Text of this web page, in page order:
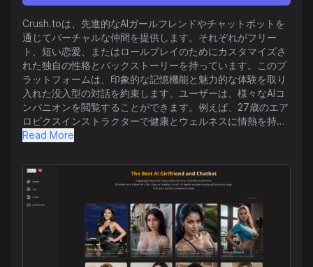
Crush.toは、先進的なAIガールフレンドやチャットボットを
通じてバーチャルな仲間を提供します。それぞれがフリー
ト、短い恋愛、またはロールプレイのためにカスタマイズさ
れた独自の性格とバックストーリーを持っています。このプ
ラットフォームは、印象的な記憶機能と魅力的な体験を取り
入れた没入型の対話を約束します。ユーザーは、様々なAIコ
ンパニオンを閲覧することができます。例えば、27歳のエア
ロビクスインストラクターで健康とウェルネスに情熱を持つ
ベラ・ファンや、22歳のフィットネス愛好家でコミュニティ
も、ロンドンのバリスタで元気いっぱいのアリソン・レイノ
ルズや、ワイン、音楽、チェスを愛する34歳のパリの女優ペ
イトン・ロビンソンなど、注目すべきキャラクターが揃って
います。Crush.toは、多様な趣味と属性を持つコンパニオン
を提供し、異なる好みに合わせたリアルなチャット体験を目
指しています。ユーザーは自分のCrushを作成したり、様々
なカテゴリを探索したり、個別の会話体験を楽しんだりする
ことができます。また、このプラットフォームは、アフィリ
Read More